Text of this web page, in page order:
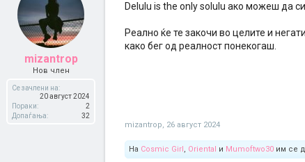
mizantrop
Нов член
Се зачлени на:
20 август 2024
Пораки:
2
Допаѓања:
32
Delulu is the only solulu ако можеш да
Реално ќе те закочи во целите и
како бег од реалност понекогаш.
mizantrop, 26 август 2024
На Cosmic Girl, Oriental и Mumoftwo30 им се